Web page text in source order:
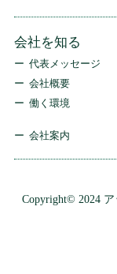
会社を知る
代表メッセージ
会社概要
働く環境
会社案内
Copyright© 2024